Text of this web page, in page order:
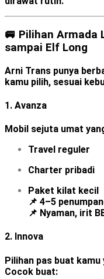
🚐 Pilihan Armada
sampai Elf Long
Arni Trans punya
kamu pilih, sesuai
1. Avanza
Mobil sejuta umat
Travel reguler
Charter pribadi
Paket kilat kecil
📌 4–5
📌 Nyaman, irit
2. Innova
Pilihan pas buat kamu
Cocok buat: